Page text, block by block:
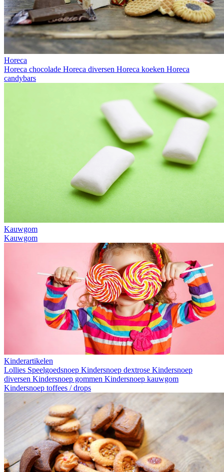
Horeca
Horeca chocolade Horeca diversen Horeca koeken Horeca
candybars
Kauwgom
Kauwgom
Kinderartikelen
Lollies Speelgoedsnoep Kindersnoep dextrose Kindersnoep
diversen Kindersnoep gommen Kindersnoep kauwgom
Kindersnoep toffees / drops